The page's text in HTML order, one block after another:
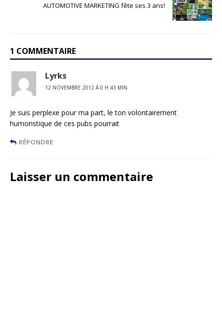
AUTOMOTIVE MARKETING fête ses 3 ans!
1 COMMENTAIRE
Lyrks
12 NOVEMBRE 2012 Á 0 H 43 MIN
Je suis perplexe pour ma part, le ton volontairement
humoristique de ces pubs pourrait
RÉPONDRE
Laisser un commentaire